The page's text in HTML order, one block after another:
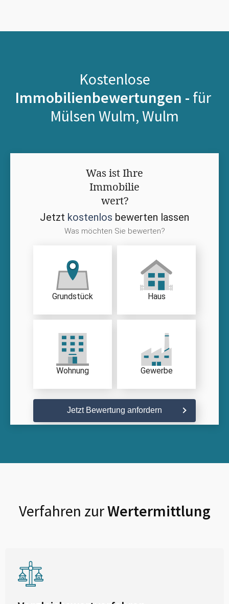
Kostenlose
Immobilienbewertungen - für
Mülsen Wulm, Wulm
Was ist Ihre
Immobilie
wert?
Jetzt kostenlos bewerten lassen
Was möchten Sie bewerten?
Grundstück Haus
Wohnung Gewerbe
Jetzt Bewertung anfordern
Verfahren zurWertermittlung